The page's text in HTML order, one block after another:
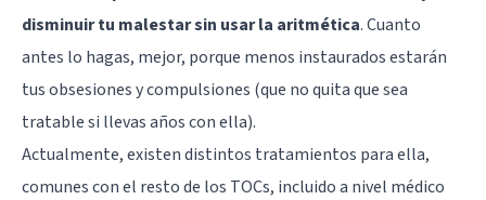
disminuir tu malestar sin usar la aritmética. Cuanto
antes lo hagas, mejor, porque menos instaurados estarán
tus obsesiones y compulsiones (que no quita que sea
tratable si llevas años con ella).
Actualmente, existen distintos tratamientos para ella,
comunes con el resto de los TOCs, incluido a nivel médico